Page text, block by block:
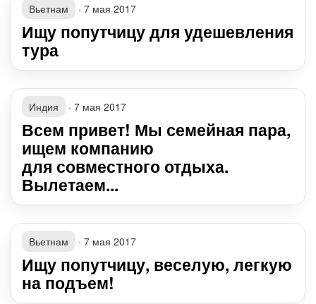
Вьетнам · 7 мая 2017
Ищу попутчицу для удешевления
тура
Индия · 7 мая 2017
Всем привет! Мы семейная пара,
ищем компанию
для совместного отдыха.
Вылетаем...
Вьетнам · 7 мая 2017
Ищу попутчицу, веселую, легкую
на подъем!